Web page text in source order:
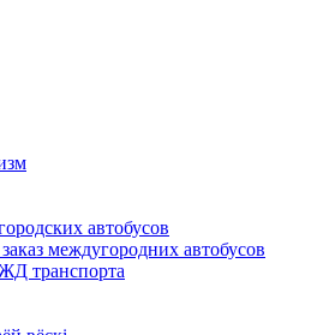
автобусов
междугородних автобусов
транспорта